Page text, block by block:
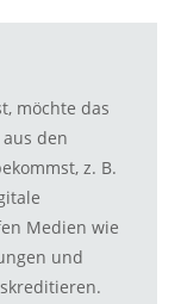
möchte das
den
z. B.
Medien wie
und